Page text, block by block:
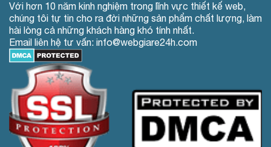
Với hơn 10 năm kinh nghiệm trong lĩnh vực thiết kế web,
chúng tôi tự tin cho ra đời những sản phẩm chất lượng, làm
hài lòng cả những khách hàng khó tính nhất.
Email liên hệ tư vấn: info@webgiare24h.com